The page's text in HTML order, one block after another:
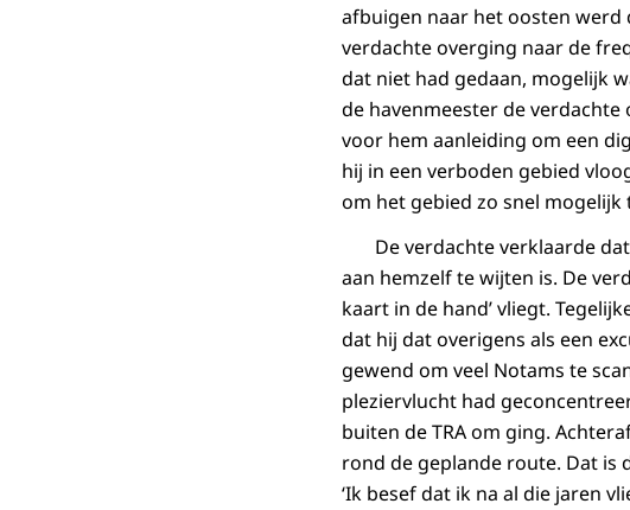
afbuigen naar het oosten
verdachte overging naar de
dat niet had gedaan, mogelijk
de havenmeester de
voor hem aanleiding om een
hij in een verboden gebied
om het gebied zo snel mogelijk
De verdachte verklaarde dat
aan hemzelf te wijten is. De
kaart in de hand’ vliegt.
dat hij dat overigens als een
gewend om veel Notams te
pleziervlucht had
buiten de TRA om ging.
rond de geplande route. Dat is
‘Ik besef dat ik na al die jaren